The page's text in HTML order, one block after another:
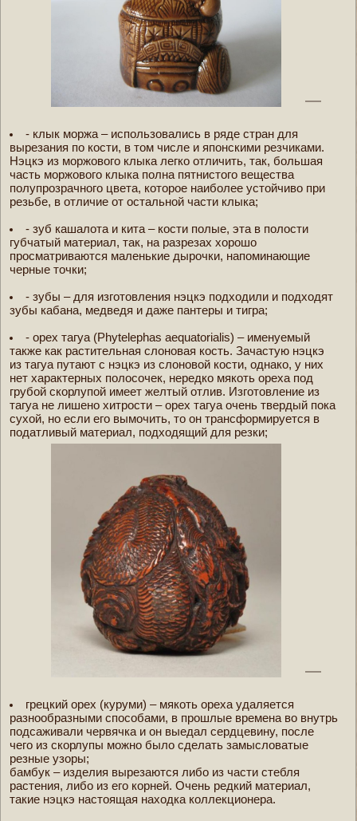
- клык моржа – использовались в ряде стран для
вырезания по кости, в том числе и японскими резчиками.
Нэцкэ из моржового клыка легко отличить, так, большая
часть моржового клыка полна пятнистого вещества
полупрозрачного цвета, которое наиболее устойчиво при
резьбе, в отличие от остальной части клыка;
- зуб кашалота и кита – кости полые, эта в полости
губчатый материал, так, на разрезах хорошо
просматриваются маленькие дырочки, напоминающие
черные точки;
- зубы – для изготовления нэцкэ подходили и подходят
зубы кабана, медведя и даже пантеры и тигра;
- орех тагуа (Phytelephas aequatorialis) – именуемый
также как растительная слоновая кость. Зачастую нэцкэ
из тагуа путают с нэцкэ из слоновой кости, однако, у них
нет характерных полосочек, нередко мякоть ореха под
грубой скорлупой имеет желтый отлив. Изготовление из
тагуа не лишено хитрости – орех тагуа очень твердый пока
сухой, но если его вымочить, то он трансформируется в
податливый материал, подходящий для резки;
грецкий орех (куруми) – мякоть ореха удаляется
разнообразными способами, в прошлые времена во внутрь
подсаживали червячка и он выедал сердцевину, после
чего из скорлупы можно было сделать замысловатые
резные узоры;
бамбук – изделия вырезаются либо из части стебля
растения, либо из его корней. Очень редкий материал,
такие нэцкэ настоящая находка коллекционера.